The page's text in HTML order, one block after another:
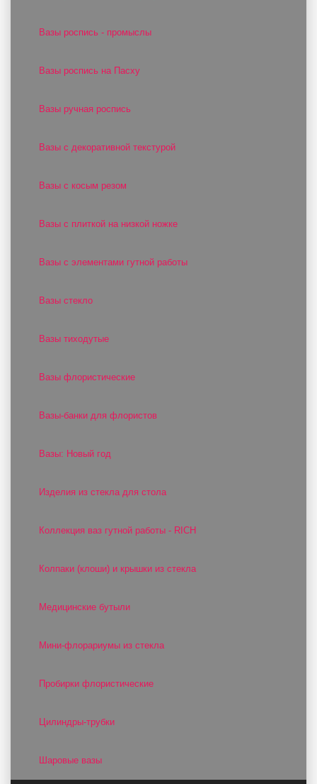
Вазы роспись - промыслы
Вазы роспись на Пасху
Вазы ручная роспись
Вазы с декоративной текстурой
Вазы с косым резом
Вазы с плиткой на низкой ножке
Вазы с элементами гутной работы
Вазы стекло
Вазы тиходутые
Вазы флористические
Вазы-банки для флористов
Вазы: Новый год
Изделия из стекла для стола
Коллекция ваз гутной работы - RICH
Колпаки (клоши) и крышки из стекла
Медицинские бутыли
Мини-флорариумы из стекла
Пробирки флористические
Цилиндры-трубки
Шаровые вазы